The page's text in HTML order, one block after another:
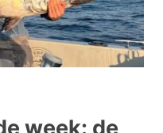
week: de